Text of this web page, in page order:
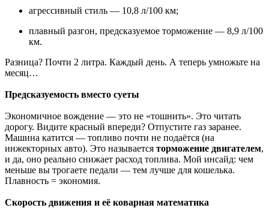
агрессивный стиль — 10,8 л/100 км;
плавный разгон, предсказуемое торможение — 8,9 л/100
км.
Разница? Почти 2 литра. Каждый день. А теперь умножьте на
месяц…
Предсказуемость вместо суеты
Экономичное вождение — это не «тошнить». Это читать
дорогу. Видите красный впереди? Отпустите газ заранее.
Машина катится — топливо почти не подаётся (на
инжекторных авто). Это называется торможение двигателем,
и да, оно реально снижает расход топлива. Мой инсайд: чем
меньше вы трогаете педали — тем лучше для кошелька.
Плавность = экономия.
Скорость движения и её коварная математика